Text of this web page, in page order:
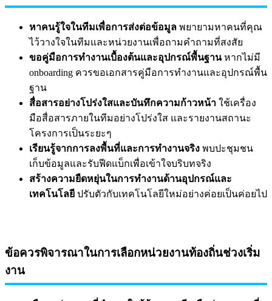
หาคนรู้ใจในทีมเพื่อการส่งต่อข้อมูล พยายามหาคนที่คุณ
ไว้วางใจในทีมและหน่วยงานเพื่อถามคำถามที่สงสัย
ขอคู่มือการทำงานเบื้องต้นและอุปกรณ์พื้นฐานหากไม่มี
onboarding ควรขอเอกสารคู่มือการทำงานและอุปกรณ์พื้น
ฐาน
สื่อสารอย่างโปร่งใสและบันทึกความก้าวหน้า ใช้เครื่อง
มือสื่อสารภายในทีมอย่างโปร่งใส และรายงานสถานะ
โครงการเป็นระยะๆ
เรียนรู้จากการลงพื้นที่และการทำงานจริง พบปะชุมชน
เก็บข้อมูลและรับฟีดแบ็กเพื่อเข้าใจบริบทจริง
สร้างความยืดหยุ่นในการทำงานด้านอุปกรณ์และ
เทคโนโลยี ปรับตัวกับเทคโนโลยีใหม่อย่างค่อยเป็นค่อยไป
ข้อควรพิจารณาในการเลือกหน่วยงานท้องถิ่นช่วงเริ่ม
งาน